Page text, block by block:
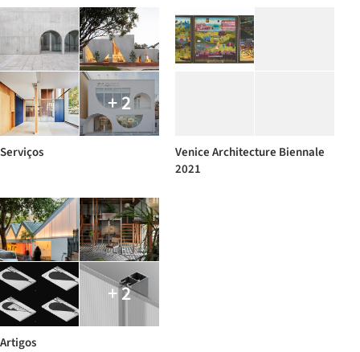
+ 2
Serviços
Venice Architecture Biennale
2021
+ 2
Artigos